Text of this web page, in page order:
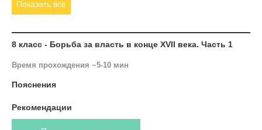
Показать все
8 класс - Борьба за власть в конце XVII века. Часть 1
Время прохождения ~5-10 мин
Пояснения
Рекомендации